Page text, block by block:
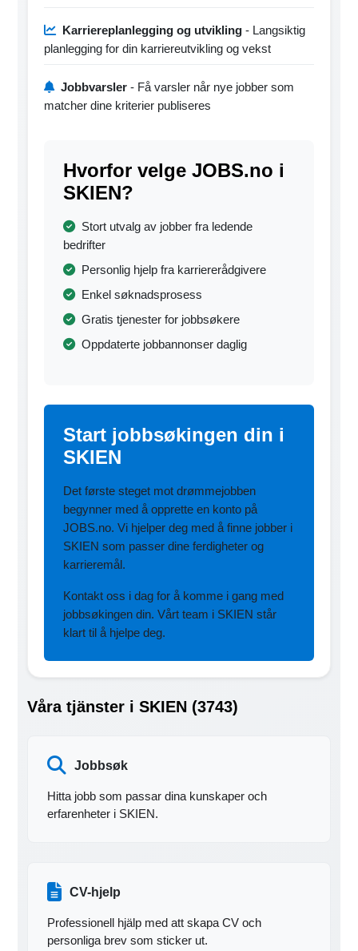
Karriereplanlegging og utvikling - Langsiktig
planlegging for din karriereutvikling og vekst
Jobbvarsler - Få varsler når nye jobber som
matcher dine kriterier publiseres
Hvorfor velge JOBS.no i
SKIEN?
Stort utvalg av jobber fra ledende
bedrifter
Personlig hjelp fra karriererådgivere
Enkel søknadsprosess
Gratis tjenester for jobbsøkere
Oppdaterte jobbannonser daglig
Start jobbsøkingen din i
SKIEN
Det første steget mot drømmejobben
begynner med å opprette en konto på
JOBS.no. Vi hjelper deg med å finne jobber i
SKIEN som passer dine ferdigheter og
karrieremål.
Kontakt oss i dag for å komme i gang med
jobbsøkingen din. Vårt team i SKIEN står
klart til å hjelpe deg.
Våra tjänster i SKIEN (3743)
Jobbsøk
Hitta jobb som passar dina kunskaper och
erfarenheter i SKIEN.
CV-hjelp
Professionell hjälp med att skapa CV och
personliga brev som sticker ut.